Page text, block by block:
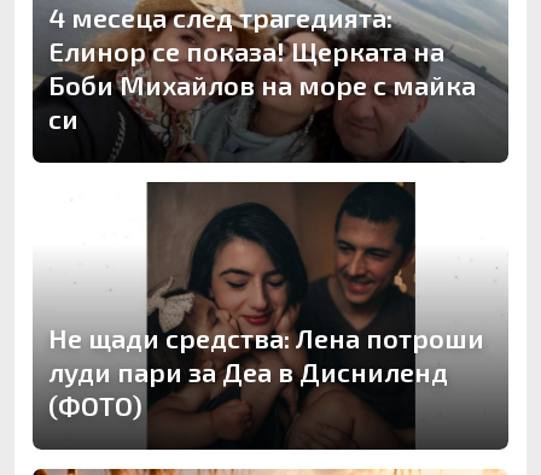
4 месеца след трагедията:
Елинор се показа! Щерката на
Боби Михайлов на море с майка
си
Не щади средства: Лена потроши
луди пари за Деа в Дисниленд
(ФОТО)